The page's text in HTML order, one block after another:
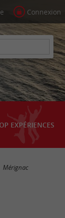
Connexion
EXPÉRIENCES
la carte
Mérignac